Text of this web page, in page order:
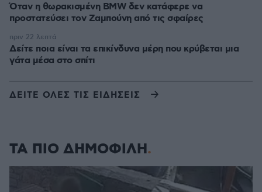
Όταν η θωρακισμένη BMW δεν κατάφερε να
προστατεύσει τον Ζαμπούνη από τις σφαίρες
Δείτε ποια είναι τα επικίνδυνα μέρη που κρύβεται μια
γάτα μέσα στο σπίτι
πριν 22 λεπτά
ΔΕΙΤΕ ΟΛΕΣ ΤΙΣ ΕΙΔΗΣΕΙΣ
ΤΑ ΠΙΟ ΔΗΜΟΦΙΛΗ